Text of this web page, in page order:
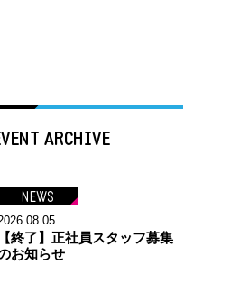
ARCHIVE
NEWS
【終了】正社員スタッフ募集
お知らせ